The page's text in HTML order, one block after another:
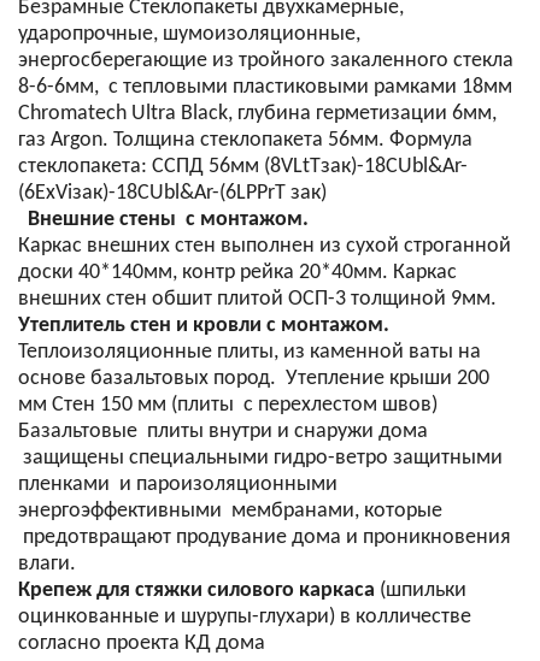
Безрамные Стеклопакеты двухкамерные,
ударопрочные, шумоизоляционные,
энергосберегающие из тройного закаленного стекла
8-6-6мм, с тепловыми пластиковыми рамками 18мм
Chromatech Ultra Black, глубина герметизации 6мм,
газ Argon. Толщина стеклопакета 56мм. Формула
стеклопакета: CСПД 56мм (8VLtTзак)-18CUbl&Ar-
(6ExViзак)-18CUbl&Ar-(6LPPrT зак)
Внешние стены с монтажом.
Каркас внешних стен выполнен из сухой строганной
доски 40*140мм, контр рейка 20*40мм. Каркас
внешних стен обшит плитой ОСП-3 толщиной 9мм.
Утеплитель стен и кровли с монтажом.
Теплоизоляционные плиты, из каменной ваты на
основе базальтовых пород. Утепление крыши 200
мм Стен 150 мм (плиты с перехлестом швов)
Базальтовые плиты внутри и снаружи дома
защищены специальными гидро-ветро защитными
пленками и пароизоляционными
энергоэффективными мембранами, которые
предотвращают продувание дома и проникновения
влаги.
Крепеж для стяжки силового каркаса (шпильки
оцинкованные и шурупы-глухари) в колличестве
согласно проекта КД дома